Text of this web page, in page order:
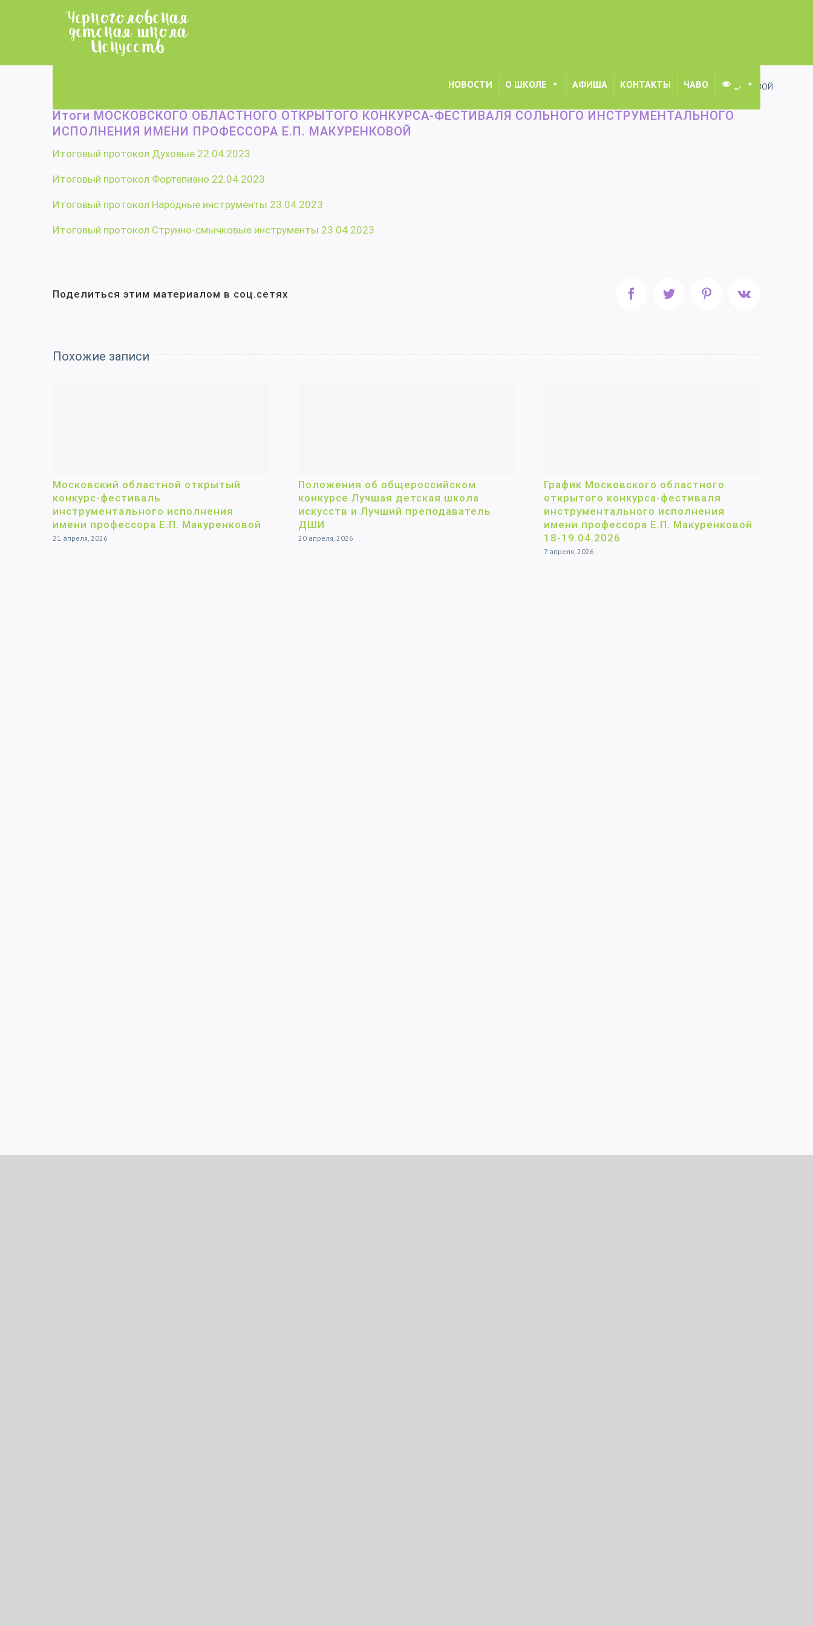
НОВОСТИ О ШКОЛЕ АФИША КОНТАКТЫ ЧАВО _.
Итоги МОСКОВСКОГО ОБЛАСТНОГО ОТКРЫТОГО КОНКУРСА-ФЕСТИВАЛЯ СОЛЬНОГО ИНСТРУМЕНТАЛЬНОГО ИСПОЛНЕНИЯ ИМЕНИ ПРОФЕССОРА Е.П. МАКУРЕНКОВОЙ
Итоги МОСКОВСКОГО ОБЛАСТНОГО ОТКРЫТОГО КОНКУРСА-ФЕСТИВАЛЯ СОЛЬНОГО ИНСТРУМЕНТАЛЬНОГО
ИСПОЛНЕНИЯ ИМЕНИ ПРОФЕССОРА Е.П. МАКУРЕНКОВОЙ
Итоговый протокол Духовые 22.04.2023
Итоговый протокол Фортепиано 22.04.2023
Итоговый протокол Народные инструменты 23.04.2023
Итоговый протокол Струнно-смычковые инструменты 23.04.2023
Поделиться этим материалом в соц.сетях FacebookTwitter PinterestVk
Похожие записи
Московский областной открытый
конкурс-фестиваль
инструментального исполнения
имени профессора Е.П. Макуренковой
21 апреля, 2026
Положения об общероссийском
конкурсе Лучшая детская школа
искусств и Лучший преподаватель
ДШИ
20 апреля, 2026
График Московского областного
открытого конкурса-фестиваля
инструментального исполнения
имени профессора Е.П. Макуренковой
18-19.04.2026
7 апреля, 2026